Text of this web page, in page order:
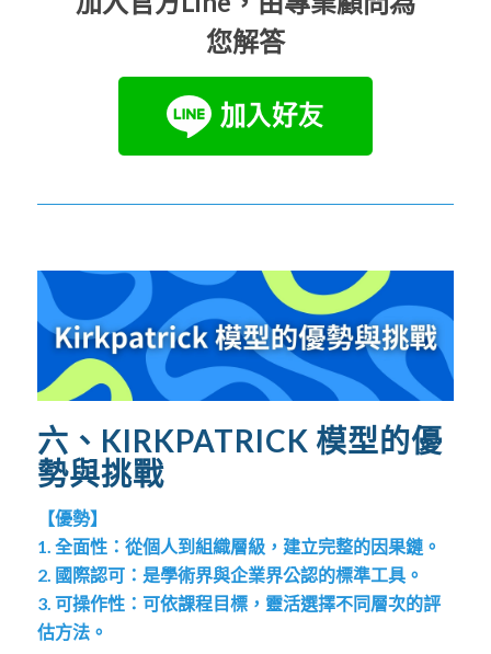
您解答
六、KIRKPATRICK 模型的優
勢與挑戰
【優勢】
1. 全面性：從個人到組織層級，建立完整的因果鏈。
2. 國際認可：是學術界與企業界公認的標準工具。
3. 可操作性：可依課程目標，靈活選擇不同層次的評
估方法。